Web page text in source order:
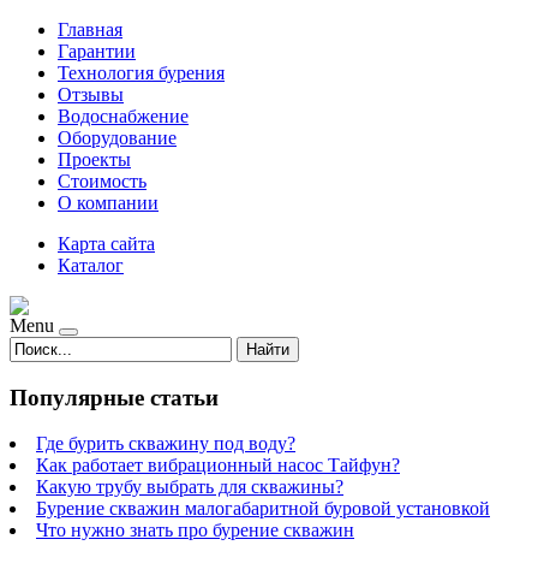
Главная
Гарантии
Технология бурения
Отзывы
Водоснабжение
Оборудование
Проекты
Стоимость
О компании
Карта сайта
Каталог
Menu
Найти
Популярные статьи
Где бурить скважину под воду?
Как работает вибрационный насос Тайфун?
Какую трубу выбрать для скважины?
Бурение скважин малогабаритной буровой установкой
Что нужно знать про бурение скважин